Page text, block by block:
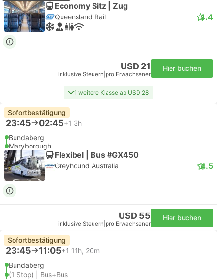
Economy Sitz | Zug
Queensland Rail 4.4
USD 21
inklusive Steuern pro Erwachsener
Hier buchen
1 weitere Klasse ab USD 28
Sofortbestätigung
23:45 02:45+1 3h
Bundaberg
Maryborough
Flexibel | Bus #GX450
Greyhound Australia 4.5
USD 55
inklusive Steuern pro Erwachsener
Hier buchen
Sofortbestätigung
23:45 11:05+1 11h, 20m
Bundaberg
(1 Stop) | Bus+Bus